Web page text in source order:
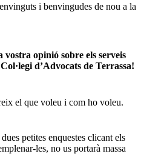
i benvingudes de nou a la
opinió sobre els serveis
d’Advocats de Terrassa!
el que voleu i com ho voleu.
petites enquestes clicant els
les, no us portarà massa